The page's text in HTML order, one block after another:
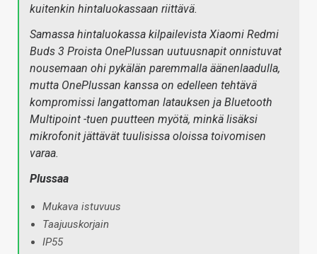
kuitenkin hintaluokassaan riittävä.
Samassa hintaluokassa kilpailevista Xiaomi Redmi
Buds 3 Proista OnePlussan uutuusnapit onnistuvat
nousemaan ohi pykälän paremmalla äänenlaadulla,
mutta OnePlussan kanssa on edelleen tehtävä
kompromissi langattoman latauksen ja Bluetooth
Multipoint -tuen puutteen myötä, minkä lisäksi
mikrofonit jättävät tuulisissa oloissa toivomisen
varaa.
Plussaa
Mukava istuvuus
Taajuuskorjain
IP55